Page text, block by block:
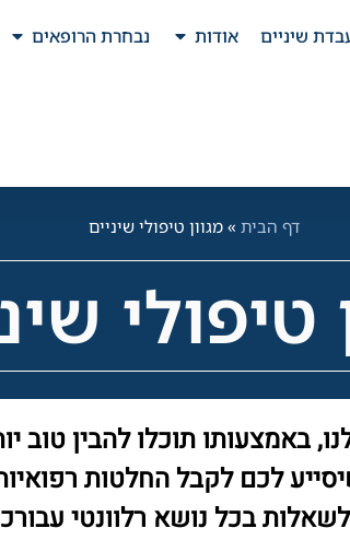
שיניים אודות נבחרת הרופאים
דף הבית »מגוון טיפולי שיניים
טיפולי
באמצעותו תוכלו להבין טוב
לכם לקבל החלטות
בכל נושא רלוונטי